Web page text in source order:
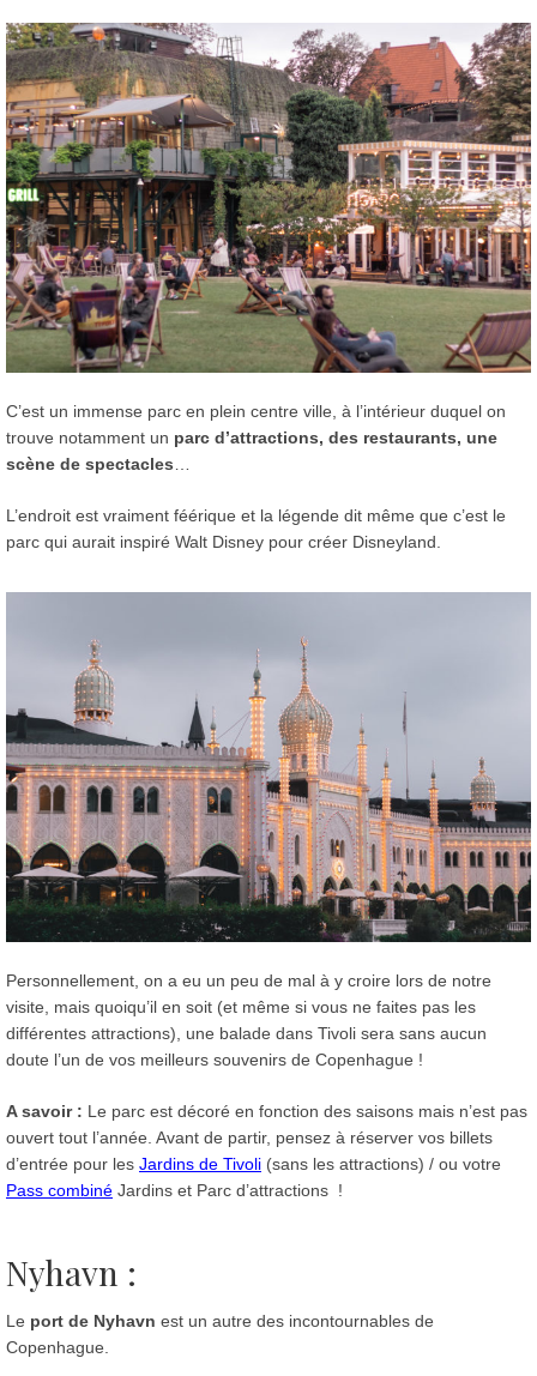
C’est un immense parc en plein centre ville, à l’intérieur duquel on
trouve notamment un parc d’attractions, des restaurants, une
scène de spectacles…
L’endroit est vraiment féérique et la légende dit même que c’est le
parc qui aurait inspiré Walt Disney pour créer Disneyland.
Personnellement, on a eu un peu de mal à y croire lors de notre
visite, mais quoiqu’il en soit (et même si vous ne faites pas les
différentes attractions), une balade dans Tivoli sera sans aucun
doute l’un de vos meilleurs souvenirs de Copenhague !
A savoir : Le parc est décoré en fonction des saisons mais n’est pas
ouvert tout l’année. Avant de partir, pensez à réserver vos billets
d’entrée pour les Jardins de Tivoli (sans les attractions) / ou votre
Pass combiné Jardins et Parc d’attractions !
Nyhavn :
Le port de Nyhavn est un autre des incontournables de
Copenhague.